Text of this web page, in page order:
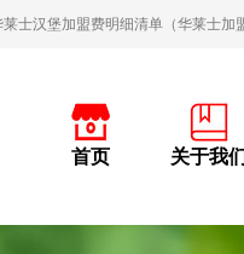
盟华莱士的经历（加盟华莱士大概需
盟华莱士一年利润多少（开一家华莱
盟华莱士当店长一年赚多少钱（华莱
首页 关于我们